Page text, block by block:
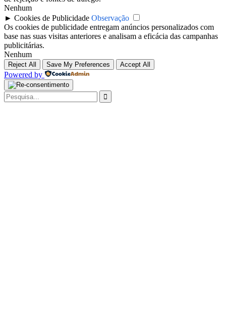
Nenhum
► Cookies de Publicidade Observação
Os cookies de publicidade entregam anúncios personalizados com
base nas suas visitas anteriores e analisam a eficácia das campanhas
publicitárias.
Nenhum
Reject All Save My Preferences Accept All
Powered by